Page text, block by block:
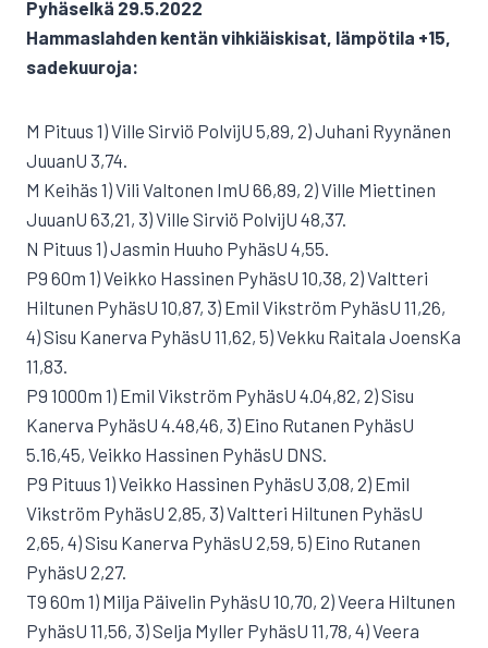
Pyhäselkä 29.5.2022
Hammaslahden kentän vihkiäiskisat, lämpötila +15,
sadekuuroja:
M Pituus 1) Ville Sirviö PolvijU 5,89, 2) Juhani Ryynänen
JuuanU 3,74.
M Keihäs 1) Vili Valtonen ImU 66,89, 2) Ville Miettinen
JuuanU 63,21, 3) Ville Sirviö PolvijU 48,37.
N Pituus 1) Jasmin Huuho PyhäsU 4,55.
P9 60m 1) Veikko Hassinen PyhäsU 10,38, 2) Valtteri
Hiltunen PyhäsU 10,87, 3) Emil Vikström PyhäsU 11,26,
4) Sisu Kanerva PyhäsU 11,62, 5) Vekku Raitala JoensKa
11,83.
P9 1000m 1) Emil Vikström PyhäsU 4.04,82, 2) Sisu
Kanerva PyhäsU 4.48,46, 3) Eino Rutanen PyhäsU
5.16,45, Veikko Hassinen PyhäsU DNS.
P9 Pituus 1) Veikko Hassinen PyhäsU 3,08, 2) Emil
Vikström PyhäsU 2,85, 3) Valtteri Hiltunen PyhäsU
2,65, 4) Sisu Kanerva PyhäsU 2,59, 5) Eino Rutanen
PyhäsU 2,27.
T9 60m 1) Milja Päivelin PyhäsU 10,70, 2) Veera Hiltunen
PyhäsU 11,56, 3) Selja Myller PyhäsU 11,78, 4) Veera